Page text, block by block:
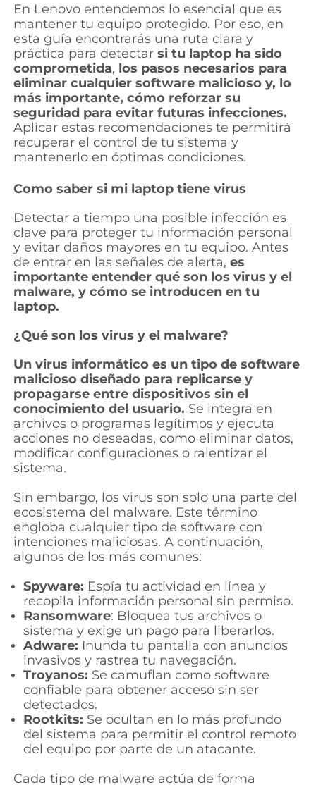
En Lenovo entendemos lo esencial que es
mantener tu equipo protegido. Por eso, en
esta guía encontrarás una ruta clara y
práctica para detectar si tu laptop ha sido
comprometida, los pasos necesarios para
eliminar cualquier software malicioso y, lo
más importante, cómo reforzar su
seguridad para evitar futuras infecciones.
Aplicar estas recomendaciones te permitirá
recuperar el control de tu sistema y
mantenerlo en óptimas condiciones.
Como saber si mi laptop tiene virus
Detectar a tiempo una posible infección es
clave para proteger tu información personal
y evitar daños mayores en tu equipo. Antes
de entrar en las señales de alerta, es
importante entender qué son los virus y el
malware, y cómo se introducen en tu
laptop.
¿Qué son los virus y el malware?
Un virus informático es un tipo de software
malicioso diseñado para replicarse y
propagarse entre dispositivos sin el
conocimiento del usuario. Se integra en
archivos o programas legítimos y ejecuta
acciones no deseadas, como eliminar datos,
modificar configuraciones o ralentizar el
sistema.
Sin embargo, los virus son solo una parte del
ecosistema del malware. Este término
engloba cualquier tipo de software con
intenciones maliciosas. A continuación,
algunos de los más comunes:
Spyware: Espía tu actividad en línea y
recopila información personal sin permiso.
Ransomware: Bloquea tus archivos o
sistema y exige un pago para liberarlos.
Adware: Inunda tu pantalla con anuncios
invasivos y rastrea tu navegación.
Troyanos: Se camuflan como software
confiable para obtener acceso sin ser
detectados.
Rootkits: Se ocultan en lo más profundo
del sistema para permitir el control remoto
del equipo por parte de un atacante.
Cada tipo de malware actúa de forma